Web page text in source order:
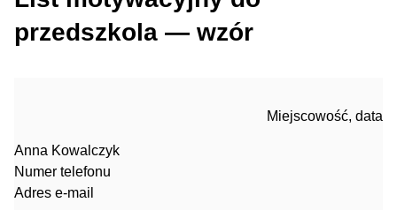
przedszkola — wzór
Miejscowość, data
Anna Kowalczyk
Numer telefonu
Adres e-mail